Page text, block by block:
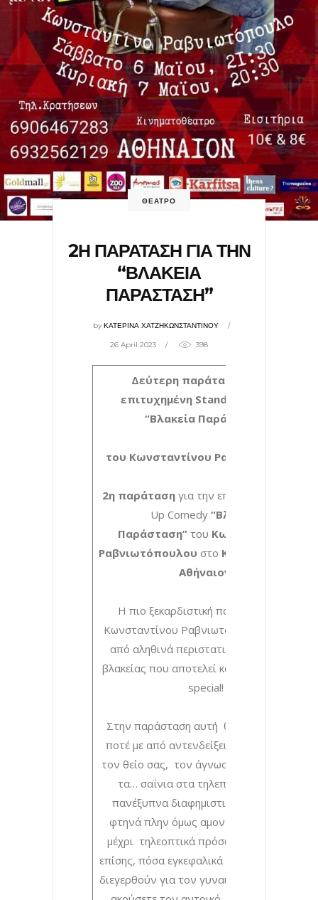
ΘΕΑΤΡΟ
2Η ΠΑΡΑΤΑΣΗ ΓΙΑ ΤΗΝ
“ΒΛΑΚΕΙΑ
ΠΑΡΑΣΤΑΣΗ”
byΚΑΤΕΡΙΝΑ ΧΑΤΖΗΚΩΝΣΤΑΝΤΙΝΟΥ
26 April 2023 398
Δεύτερη παράταση για την
επιτυχημένη Stand Up Comedy
“Βλακεία Παράσταση”
του Κωνσταντίνου Ραβνιωτόπουλο
2η παράταση για την επιτυχημένη Stand
Up Comedy “Βλακεία
Παράσταση” του Κωνσταντίνου
Ραβνιωτόπουλου στο Κινηματοθέατρο
Αθήναιον
Η πιο ξεκαρδιστική παράσταση του
Κωνσταντίνου Ραβνιωτόπουλου, γεμάτη
από αληθινά περιστατικά καθημερινής
βλακείας που αποτελεί και το 5ο του solo
special!
Στην παράσταση αυτή θα γελάσετε όσο
ποτέ με από αντενδείξεις φαρμάκων, με
τον θείο σας, τον άγνωστο στο ασανσέρ,
τα… σαΐνια στα τηλεπαιχνίδια, τα…
πανέξυπνα διαφημιστικά σλόγκαν, τα
φτηνά πλην όμως αμοντάριστα έπιπλα
μέχρι τηλεοπτικά πρόσωπα! Θα μάθετε,
επίσης, πόσα εγκεφαλικά κέντρα πρέπει να
διεγερθούν για τον γυναικείο οργασμό, θα